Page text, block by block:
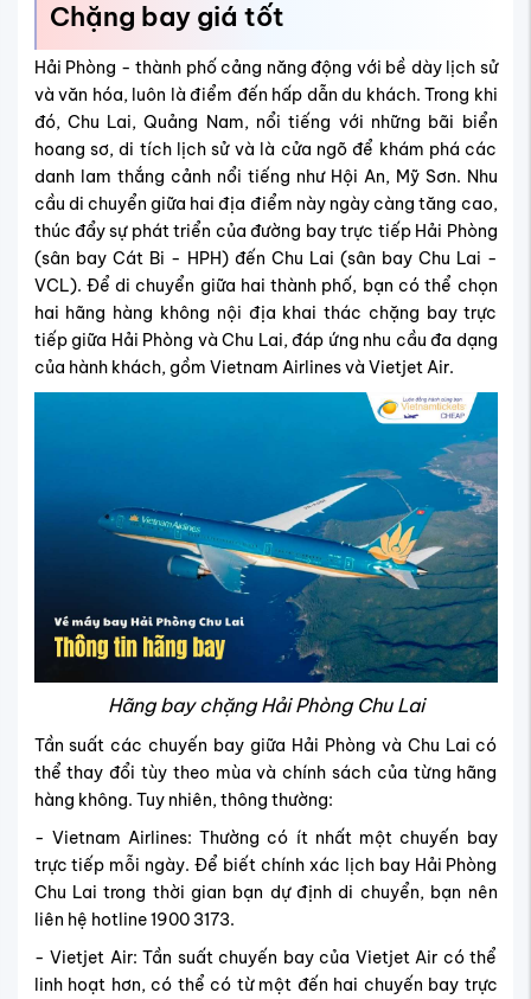
Chặng bay giá tốt
Hải Phòng - thành phố cảng năng động với bề dày lịch sử
và văn hóa, luôn là điểm đến hấp dẫn du khách. Trong khi
đó, Chu Lai, Quảng Nam, nổi tiếng với những bãi biển
hoang sơ, di tích lịch sử và là cửa ngõ để khám phá các
danh lam thắng cảnh nổi tiếng như Hội An, Mỹ Sơn. Nhu
cầu di chuyển giữa hai địa điểm này ngày càng tăng cao,
thúc đẩy sự phát triển của đường bay trực tiếp Hải Phòng
(sân bay Cát Bi - HPH) đến Chu Lai (sân bay Chu Lai -
VCL). Để di chuyển giữa hai thành phố, bạn có thể chọn
hai hãng hàng không nội địa khai thác chặng bay trực
tiếp giữa Hải Phòng và Chu Lai, đáp ứng nhu cầu đa dạng
của hành khách, gồm Vietnam Airlines và Vietjet Air.
Hãng bay chặng Hải Phòng Chu Lai
Tần suất các chuyến bay giữa Hải Phòng và Chu Lai có
thể thay đổi tùy theo mùa và chính sách của từng hãng
hàng không. Tuy nhiên, thông thường:
- Vietnam Airlines: Thường có ít nhất một chuyến bay
trực tiếp mỗi ngày. Để biết chính xác lịch bay Hải Phòng
Chu Lai trong thời gian bạn dự định di chuyển, bạn nên
liên hệ hotline 1900 3173.
- Vietjet Air: Tần suất chuyến bay của Vietjet Air có thể
linh hoạt hơn, có thể có từ một đến hai chuyến bay trực